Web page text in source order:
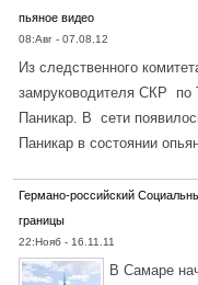
пьяное видео
08:Авг - 07.08.12
Из следственного
замруководителя СКР по
Паникар. В сети
Паникар в состоянии
Германо-российский
границы
22:Нояб - 16.11.11
В Самаре